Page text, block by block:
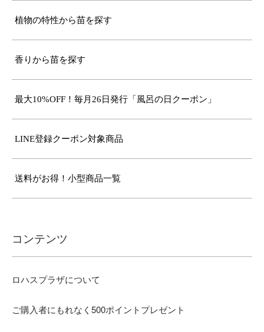
植物の特性から苗を探す
香りから苗を探す
最大10%OFF！毎月26日発行「風呂の日クーポン」
LINE登録クーポン対象商品
送料がお得！小型商品一覧
コンテンツ
ロハスプラザについて
ご購入者にもれなく500ポイントプレゼント